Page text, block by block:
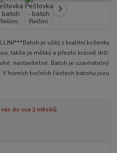
je ušitý z kvalitní koženky.
takže je měkký a přesto krásně drží
nastavitelné. Batoh je uzavíratelný
horních bočních částech batohu jsou
do cca 2 měsíců